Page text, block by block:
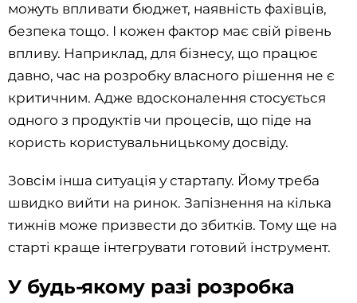
можуть впливати бюджет, наявність фахівців,
безпека тощо. І кожен фактор має свій рівень
впливу. Наприклад, для бізнесу, що працює
давно, час на розробку власного рішення не є
критичним. Адже вдосконалення стосується
одного з продуктів чи процесів, що піде на
користь користувальницькому досвіду.
Зовсім інша ситуація у стартапу. Йому треба
швидко вийти на ринок. Запізнення на кілька
тижнів може призвести до збитків. Тому ще на
старті краще інтегрувати готовий інструмент.
У будь-якому разі розробка